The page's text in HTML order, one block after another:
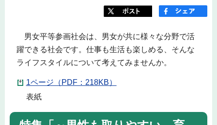
男女平等参画社会は、男女が共に様々な分野で活
躍できる社会です。仕事も生活も楽しめる、そんな
ライフスタイルについて考えてみませんか。
1ページ（PDF：218KB）
表紙